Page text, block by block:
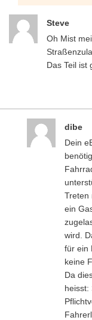
Steve
Oh Mist
Das Teil ist
dibe
Dein
Treten
ein
wird.
für ein
keine
Da
heisst: